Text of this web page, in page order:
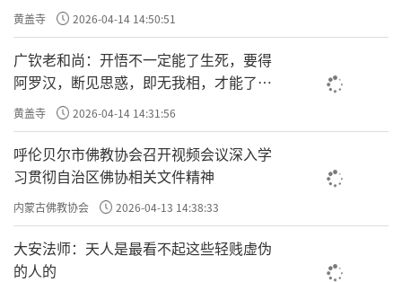
黄盖寺 2026-04-14 14:50:51
广钦老和尚：开悟不一定能了生死，要得
阿罗汉，断见思惑，即无我相，才能了生
死
黄盖寺 2026-04-14 14:31:56
呼伦贝尔市佛教协会召开视频会议深入学
习贯彻自治区佛协相关文件精神
内蒙古佛教协会 2026-04-13 14:38:33
大安法师：天人是最看不起这些轻贱虚伪
的人的